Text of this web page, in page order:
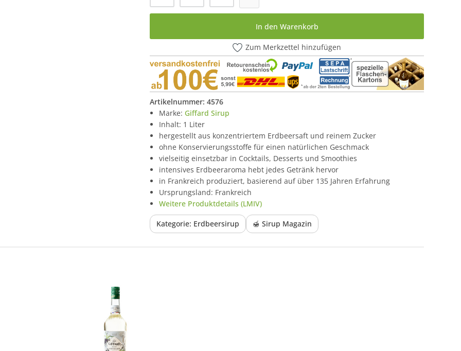
In den Warenkorb
Zum Merkzettel hinzufügen
Artikelnummer: 4576
Marke: Giffard Sirup
Inhalt: 1 Liter
hergestellt aus konzentriertem Erdbeersaft und reinem Zucker
ohne Konservierungsstoffe für einen natürlichen Geschmack
vielseitig einsetzbar in Cocktails, Desserts und Smoothies
intensives Erdbeeraroma hebt jedes Getränk hervor
in Frankreich produziert, basierend auf über 135 Jahren Erfahrung
Ursprungsland: Frankreich
Weitere Produktdetails (LMIV)
Kategorie: Erdbeersirup 🍯 Sirup Magazin